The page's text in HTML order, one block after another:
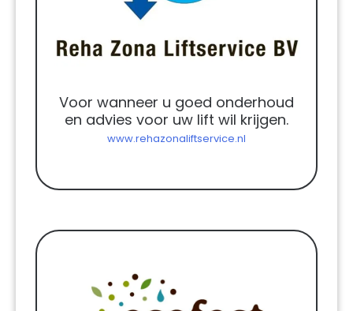
Voor wanneer u goed onderhoud
en advies voor uw lift wil krijgen.
www.rehazonaliftservice.nl